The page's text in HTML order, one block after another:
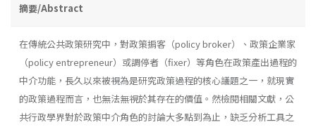
摘要/Abstract
在傳統公共政策研究中，對政策掮客（policy broker）、政策企業家
（policy entrepreneur）或調停者（fixer）等角色在政策產出過程的
中介功能，長久以來被視為是研究政策過程的核心議題之一，就現實
的政策過程而言，也無法無視於其存在的價值。然檢閱相關文獻，公
共行政學界對於政策中介角色的討論大多點到為止，缺乏分析工具之